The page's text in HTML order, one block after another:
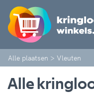
Alle plaatsen > Vleuten
Alle